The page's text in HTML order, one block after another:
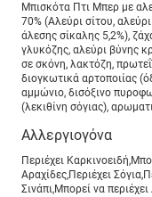
Μπισκότα Πτι Μπερ με
70% (Αλεύρι σίτου,
άλεσης σίκαλης 5,2%),
γλυκόζης, αλεύρι βύνης
σε σκόνη, λακτόζη,
διογκωτικά αρτοποιίας
αμμώνιο, δισόξινο
(λεκιθίνη σόγιας),
Αλλεργιογόνα
Περιέχει
Αραχίδες,Περιέχει
Σινάπι,Μπορεί να